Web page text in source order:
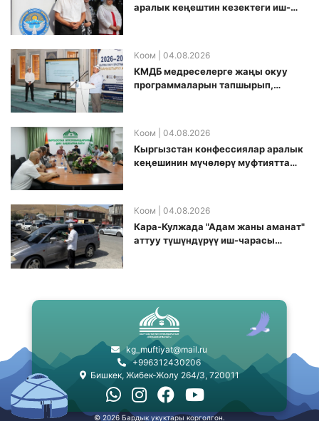
аралык кеңештин кезектеги иш-
Коом | 04.08.2026
КМДБ медреселерге жаңы окуу
программаларын тапшырып,
Коом | 04.08.2026
Кыргызстан конфессиялар аралык
кеӊешинин мүчөлөрү муфтиятта
Коом | 04.08.2026
Кара-Кулжада "Адам жаны аманат"
аттуу түшүндүрүү иш-чарасы
kg_muftiyat@mail.ru
+996312430206
Бишкек, Жибек-Жолу 264/3, 720011
© 2026 Бардык укуктары корголгон.